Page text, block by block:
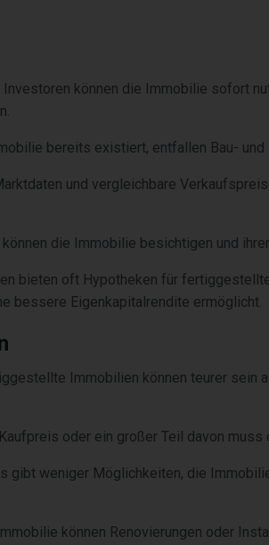
Investoren können die Immobilie sofort
bereits existiert, entfallen Bau-
und vergleichbare
können die Immobilie besichtigen und
bieten oft Hypotheken für
bessere Eigenkapitalrendite ermöglicht.
Immobilien können teurer sein
oder ein großer Teil davon
gibt weniger Möglichkeiten, die
können Renovierungen oder